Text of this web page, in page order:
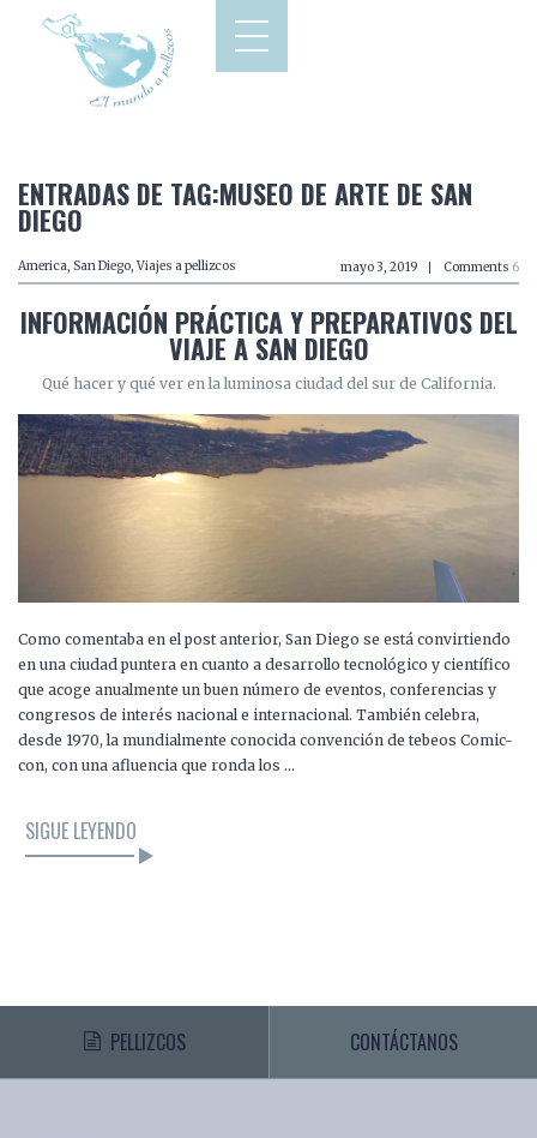
ENTRADAS DE TAG:MUSEO DE ARTE DE SAN
DIEGO
America, San Diego, Viajes a pellizcos mayo 3, 2019 Comments 6
INFORMACIÓN PRÁCTICA Y PREPARATIVOS DEL
VIAJE A SAN DIEGO
Qué hacer y qué ver en la luminosa ciudad del sur de California.
Como comentaba en el post anterior, San Diego se está convirtiendo
en una ciudad puntera en cuanto a desarrollo tecnológico y científico
que acoge anualmente un buen número de eventos, conferencias y
congresos de interés nacional e internacional. También celebra,
desde 1970, la mundialmente conocida convención de tebeos Comic-
con, con una afluencia que ronda los …
SIGUE LEYENDO
PELLIZCOS CONTÁCTANOS